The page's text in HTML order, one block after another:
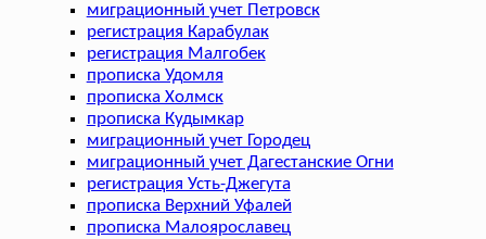
миграционный учет Петровск
регистрация Карабулак
регистрация Малгобек
прописка Удомля
прописка Холмск
прописка Кудымкар
миграционный учет Городец
миграционный учет Дагестанские Огни
регистрация Усть-Джегута
прописка Верхний Уфалей
прописка Малоярославец